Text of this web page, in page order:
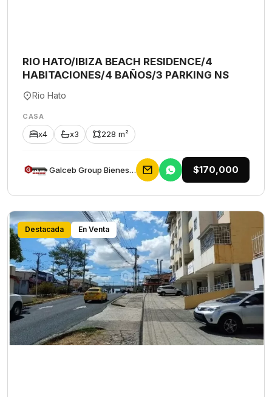
RIO HATO/IBIZA BEACH RESIDENCE/4
HABITACIONES/4 BAÑOS/3 PARKING NS
Rio Hato
CASA
x4 x3 228 m²
Galceb Group Bienes Raices $170,000
Destacada En Venta